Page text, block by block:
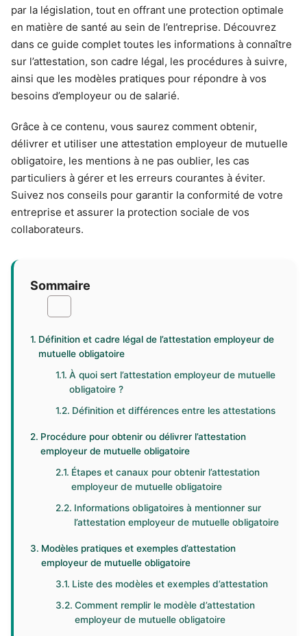
par la législation, tout en offrant une protection optimale
en matière de santé au sein de l’entreprise. Découvrez
dans ce guide complet toutes les informations à connaître
sur l’attestation, son cadre légal, les procédures à suivre,
ainsi que les modèles pratiques pour répondre à vos
besoins d’employeur ou de salarié.
Grâce à ce contenu, vous saurez comment obtenir,
délivrer et utiliser une attestation employeur de mutuelle
obligatoire, les mentions à ne pas oublier, les cas
particuliers à gérer et les erreurs courantes à éviter.
Suivez nos conseils pour garantir la conformité de votre
entreprise et assurer la protection sociale de vos
collaborateurs.
Sommaire
Définition et cadre légal de l’attestation employeur de
mutuelle obligatoire
À quoi sert l’attestation employeur de mutuelle
obligatoire ?
Définition et différences entre les attestations
Procédure pour obtenir ou délivrer l’attestation
employeur de mutuelle obligatoire
Étapes et canaux pour obtenir l’attestation
employeur de mutuelle obligatoire
Informations obligatoires à mentionner sur
l’attestation employeur de mutuelle obligatoire
Modèles pratiques et exemples d’attestation
employeur de mutuelle obligatoire
Liste des modèles et exemples d’attestation
Comment remplir le modèle d’attestation
employeur de mutuelle obligatoire